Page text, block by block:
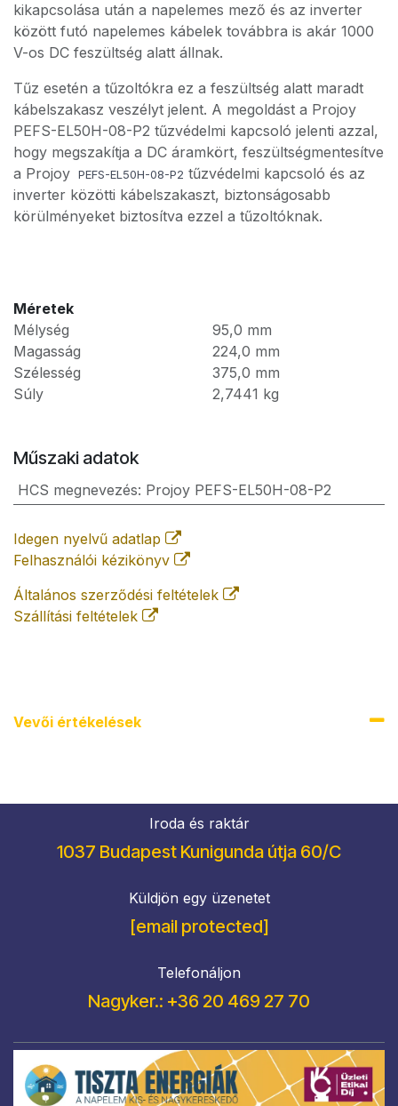
kikapcsolása után a napelemes mező és az inverter
között futó napelemes kábelek továbbra is akár 1000
V-os DC feszültség alatt állnak.
Tűz esetén a tűzoltókra ez a feszültség alatt maradt
kábelszakasz veszélyt jelent. A megoldást a Projoy
PEFS-EL50H-08-P2 tűzvédelmi kapcsoló jelenti azzal,
hogy megszakítja a DC áramkört, feszültségmentesítve
a Projoy PEFS-EL50H-08-P2 tűzvédelmi kapcsoló és az
inverter közötti kábelszakaszt, biztonságosabb
körülményeket biztosítva ezzel a tűzoltóknak.
Méretek
Mélység
95,0 mm
Magasság
224,0 mm
Szélesség
375,0 mm
Súly
2,7441 kg
Műszaki adatok
HCS megnevezés: Projoy PEFS-EL50H-08-P2
Idegen nyelvű adatlap
Felhasználói kézikönyv
Általános szerződési feltételek
Szállítási feltételek
Vevői értékel​ések
Iroda és raktár
1037 Budapest Kunigunda útja 60/C
Küldjön egy üzenetet
[email protected]
Telefonáljon
Nagyker.: +36 20 469 27 70